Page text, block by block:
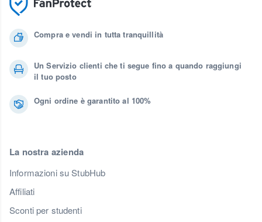
Compra e vendi in tutta tranquillità
Un Servizio clienti che ti segue fino a quando raggiungi
il tuo posto
Ogni ordine è garantito al 100%
La nostra azienda
Informazioni su StubHub
Affiliati
Sconti per studenti